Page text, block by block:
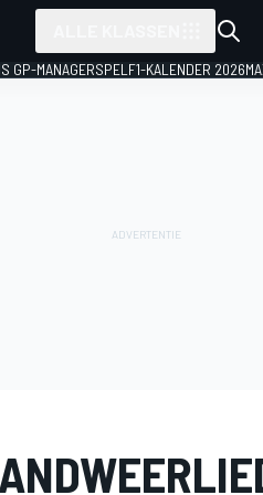
GP-MANAGERSPEL F1-KALENDER 2026